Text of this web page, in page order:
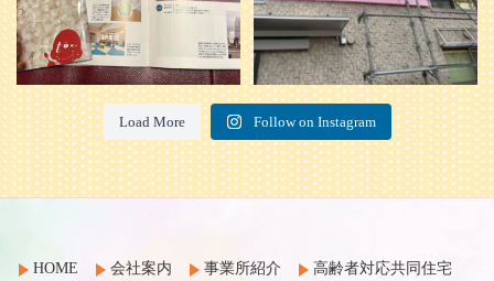
Load More Follow on Instagram
HOME 会社案内 事業所紹介 高齢者対応共同住宅